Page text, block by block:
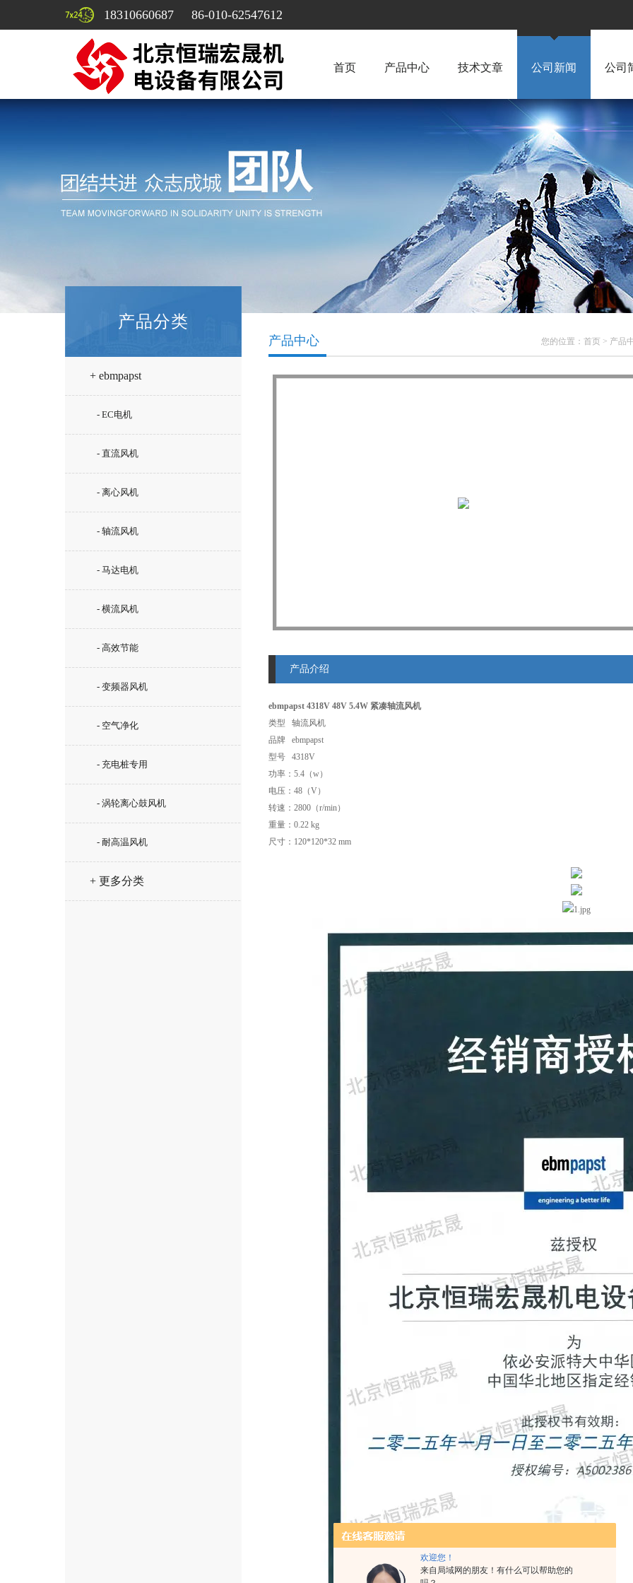
欢迎您！
来自局域网的朋友！有什么可以帮助您的
18310660687 86-010-62547612
首页 产品中心 技术文章 公司新闻 公司
产品分类
+ ebmpapst
- EC电机
- 直流风机
- 离心风机
- 轴流风机
- 马达电机
- 横流风机
- 高效节能
- 变频器风机
- 空气净化
- 充电桩专用
- 涡轮离心鼓风机
- 耐高温风机
+ 更多分类
您的位置： 首页 > 产品
产品中心
产品介绍
ebmpapst 4318V 48V 5.4W 紧凑轴流风机
类型 轴流风机
品牌 ebmpapst
型号 4318V
功率：5.4（w）
电压：48（V）
转速：2800（r/min）
重量：0.22 kg
尺寸：120*120*32 mm